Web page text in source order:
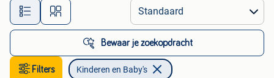
Alle afstanden…
Bewaar je zoekopdracht
Filters Kinderen en Baby's